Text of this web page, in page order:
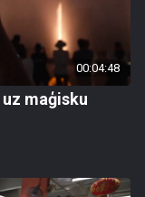
00:04:48
maģisku